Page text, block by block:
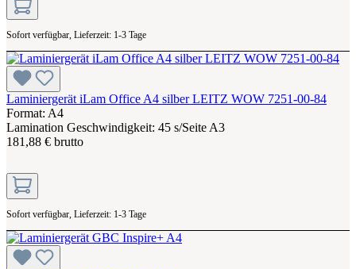
Sofort verfügbar, Lieferzeit: 1-3 Tage
Laminiergerät iLam Office A4 silber LEITZ WOW 7251-00-84
Format: A4
Lamination Geschwindigkeit: 45 s/Seite A3
181,88 € brutto
Sofort verfügbar, Lieferzeit: 1-3 Tage